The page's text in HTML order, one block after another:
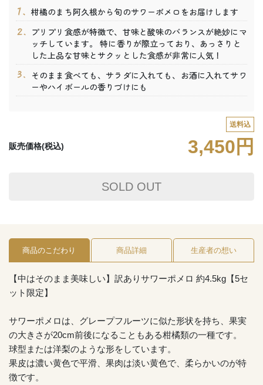
柑橘のまち阿久根から旬のサワーポメロをお届けします
プリプリ食感が特徴で、甘味と酸味のバランスが絶妙にマ
ッチしています。 特に香りが際立っており、あっさりと
した上品な甘味とサクッとした食感が非常に人気！
そのまま食べても、サラダに入れても、お酒に入れてサワ
ーやハイボールの香りづけにも
送料込
販売価格(税込) 3,450円
SOLD OUT
商品のこだわり 商品詳細 生産者の想い
【中はそのまま美味しい】訳ありサワーポメロ 約4.5kg【5セ
ット限定】
サワーポメロは、グレープフルーツに似た形状を持ち、果実
の大きさが20cm前後になることもある柑橘類の一種です。
球型または洋梨のような形をしています。
果皮は濃い黄色で平滑、果肉は淡い黄色で、柔らかいのが特
徴です。